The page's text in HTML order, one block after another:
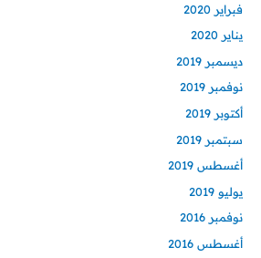
فبراير 2020
يناير 2020
ديسمبر 2019
نوفمبر 2019
أكتوبر 2019
سبتمبر 2019
أغسطس 2019
يوليو 2019
نوفمبر 2016
أغسطس 2016